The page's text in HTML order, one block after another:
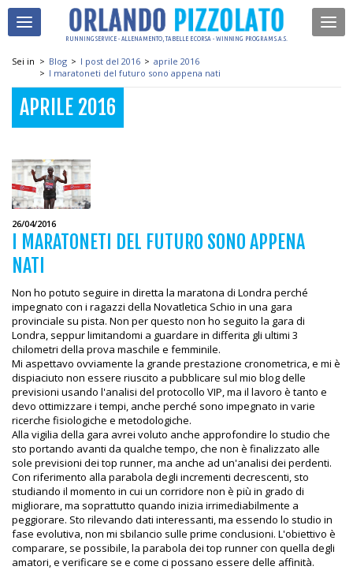
RUNNING SERVICE - ALLENAMENTO, TABELLE E CORSA - WINNING PROGRAM S.A.S.
Sei in > Blog > I post del 2016 > aprile 2016
> I maratoneti del futuro sono appena nati
APRILE 2016
26/04/2016
I MARATONETI DEL FUTURO SONO APPENA
NATI
Non ho potuto seguire in diretta la maratona di Londra perché
impegnato con i ragazzi della Novatletica Schio in una gara
provinciale su pista. Non per questo non ho seguito la gara di
Londra, seppur limitandomi a guardare in differita gli ultimi 3
chilometri della prova maschile e femminile.
Mi aspettavo ovviamente la grande prestazione cronometrica, e mi è
dispiaciuto non essere riuscito a pubblicare sul mio blog delle
previsioni usando l'analisi del protocollo VIP, ma il lavoro è tanto e
devo ottimizzare i tempi, anche perché sono impegnato in varie
ricerche fisiologiche e metodologiche.
Alla vigilia della gara avrei voluto anche approfondire lo studio che
sto portando avanti da qualche tempo, che non è finalizzato alle
sole previsioni dei top runner, ma anche ad un'analisi dei perdenti.
Con riferimento alla parabola degli incrementi decrescenti, sto
studiando il momento in cui un corridore non è più in grado di
migliorare, ma soprattutto quando inizia irrimediabilmente a
peggiorare. Sto rilevando dati interessanti, ma essendo lo studio in
fase evolutiva, non mi sbilancio sulle prime conclusioni. L'obiettivo è
comparare, se possibile, la parabola dei top runner con quella degli
amatori, e verificare se e come ci possano essere delle affinità.